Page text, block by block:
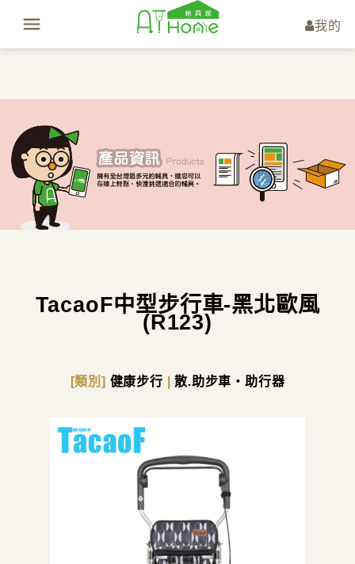
我的
TacaoF中型步行車-黑北歐風
(R123)
[類別] 健康步行 |散.助步車・助行器